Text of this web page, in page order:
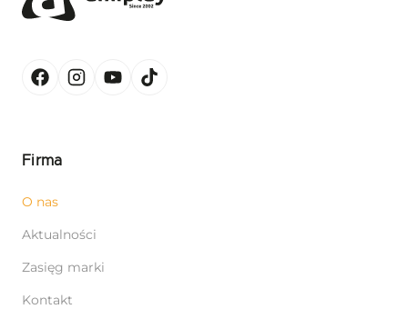
Firma
O nas
Aktualności
Zasięg marki
Kontakt